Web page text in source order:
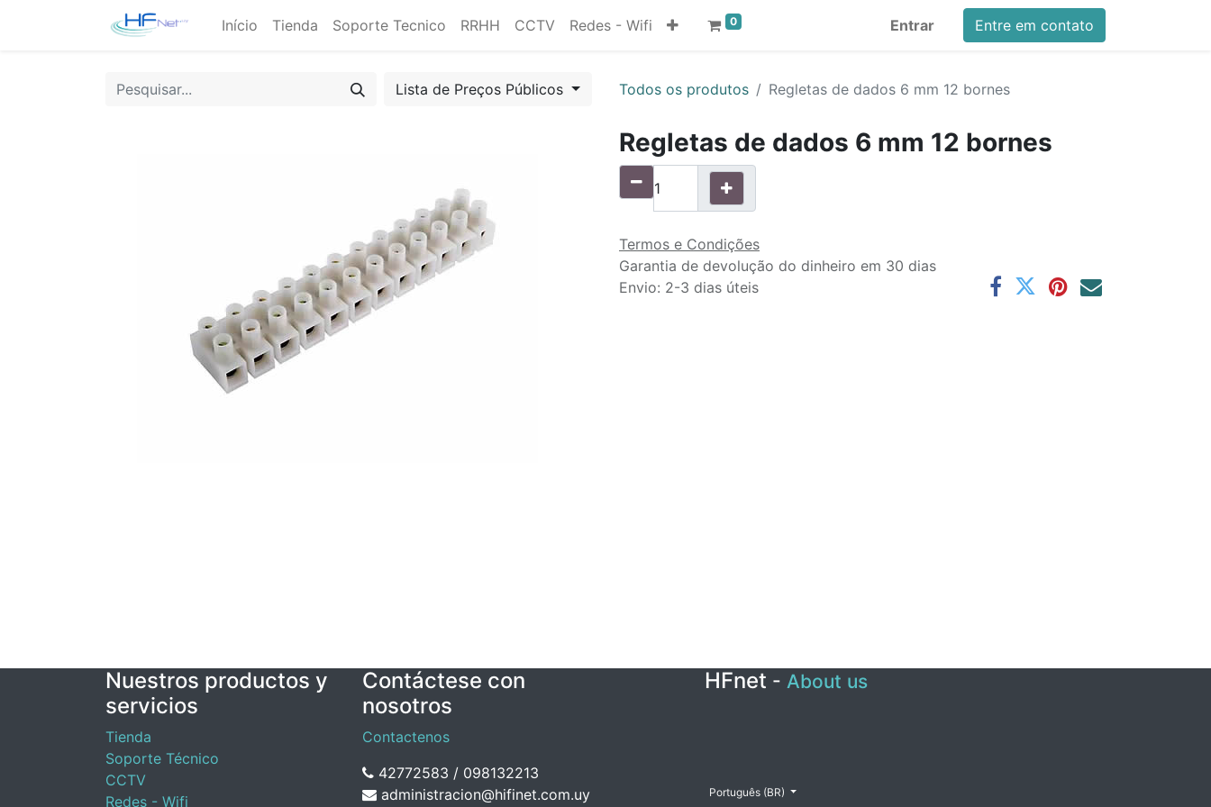
Início Tienda Soporte Tecnico RRHH CCTV Redes - Wifi 0 Entrar Entre em contato
Lista de Preços Públicos Todos os produtos Regletas de dados 6 mm 12 bornes
Regletas de dados 6 mm 12 bornes
Termos e Condições
Garantia de devolução do dinheiro em 30 dias
Envio: 2-3 dias úteis
Nuestros productos y
servicios
Tienda
Soporte Técnico
CCTV
Redes - Wifi
Contáctese con
nosotros
Contactenos
42772583 / 098132213
administracion@hifinet.com.uy
HFnet - About us
Português (BR)